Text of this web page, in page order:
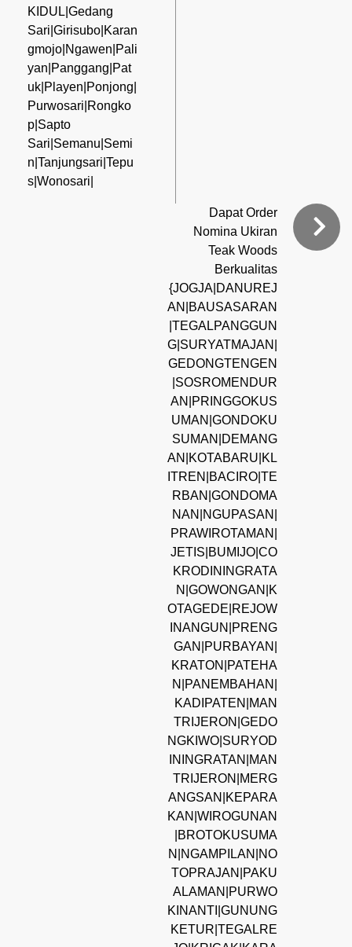
KIDUL|Gedang
Sari|Girisubo|Karan
gmojo|Ngawen|Pali
yan|Panggang|Pat
uk|Playen|Ponjong|
Purwosari|Rongko
p|Sapto
Sari|Semanu|Semi
n|Tanjungsari|Tepu
s|Wonosari|
Dapat Order
Nomina Ukiran
Teak Woods
Berkualitas
{JOGJA|DANUREJ
AN|BAUSASARAN
|TEGALPANGGUN
G|SURYATMAJAN|
GEDONGTENGEN
|SOSROMENDUR
AN|PRINGGOKUS
UMAN|GONDOKU
SUMAN|DEMANG
AN|KOTABARU|KL
ITREN|BACIRO|TE
RBAN|GONDOMA
NAN|NGUPASAN|
PRAWIROTAMAN|
JETIS|BUMIJO|CO
KRODININGRATA
N|GOWONGAN|K
OTAGEDE|REJOW
INANGUN|PRENG
GAN|PURBAYAN|
KRATON|PATEHA
N|PANEMBAHAN|
KADIPATEN|MAN
TRIJERON|GEDO
NGKIWO|SURYOD
ININGRATAN|MAN
TRIJERON|MERG
ANGSAN|KEPARA
KAN|WIROGUNAN
|BROTOKUSUMA
N|NGAMPILAN|NO
TOPRAJAN|PAKU
ALAMAN|PURWO
KINANTI|GUNUNG
KETUR|TEGALRE